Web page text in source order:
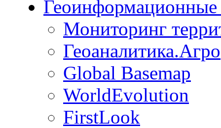
Геоинформационные
Мониторинг
Геоаналитика.Агро
Global Basemap
WorldEvolution
FirstLook